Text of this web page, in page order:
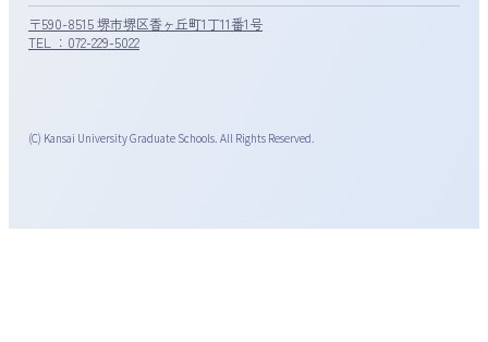
〒590-8515 堺市堺区香ヶ丘町1丁11番1号
TEL ：072-229-5022
(C) Kansai University Graduate Schools. All Rights Reserved.